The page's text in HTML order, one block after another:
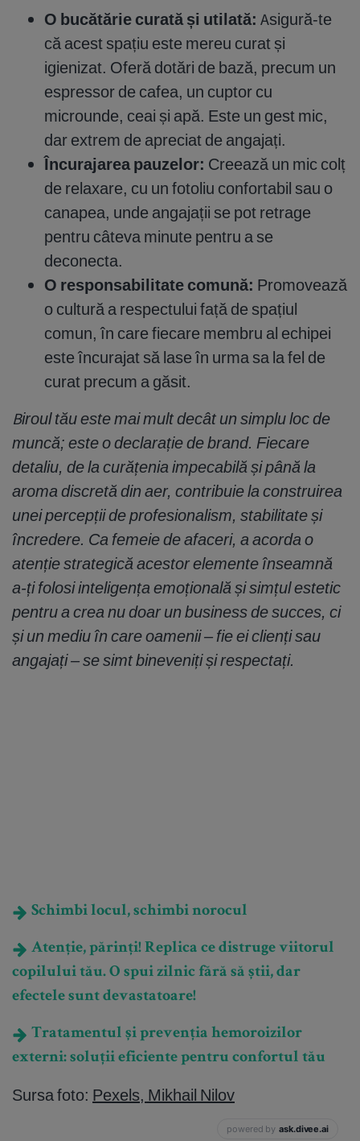
O bucătărie curată și utilată: Asigură-te
că acest spațiu este mereu curat și
igienizat. Oferă dotări de bază, precum un
espressor de cafea, un cuptor cu
microunde, ceai și apă. Este un gest mic,
dar extrem de apreciat de angajați.
Încurajarea pauzelor: Creează un mic colț
de relaxare, cu un fotoliu confortabil sau o
canapea, unde angajații se pot retrage
pentru câteva minute pentru a se
deconecta.
O responsabilitate comună: Promovează
o cultură a respectului față de spațiul
comun, în care fiecare membru al echipei
este încurajat să lase în urma sa la fel de
curat precum a găsit.
Biroul tău este mai mult decât un simplu loc de
muncă; este o declarație de brand. Fiecare
detaliu, de la curățenia impecabilă și până la
aroma discretă din aer, contribuie la construirea
unei percepții de profesionalism, stabilitate și
încredere. Ca femeie de afaceri, a acorda o
atenție strategică acestor elemente înseamnă
a-ți folosi inteligența emoțională și simțul estetic
pentru a crea nu doar un business de succes, ci
și un mediu în care oamenii – fie ei clienți sau
angajați – se simt bineveniți și respectați.
Schimbi locul, schimbi norocul
Atenție, părinți! Replica ce distruge viitorul
copilului tău. O spui zilnic fără să știi, dar
efectele sunt devastatoare!
Tratamentul și prevenția hemoroizilor
externi: soluții eficiente pentru confortul tău
Sursa foto: Pexels, Mikhail Nilov